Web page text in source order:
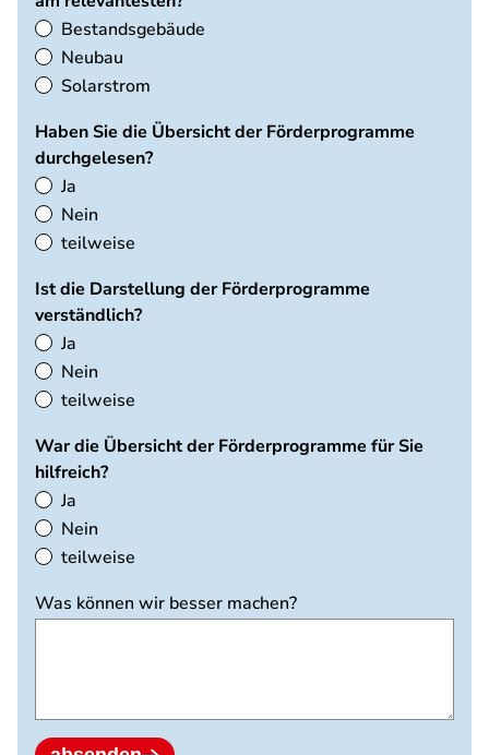
Bestandsgebäude
Neubau
Solarstrom
Haben Sie die Übersicht der Förderprogramme
durchgelesen?
Ja
Nein
teilweise
Ist die Darstellung der Förderprogramme
verständlich?
Ja
Nein
teilweise
War die Übersicht der Förderprogramme für Sie
hilfreich?
Ja
Nein
teilweise
Was können wir besser machen?